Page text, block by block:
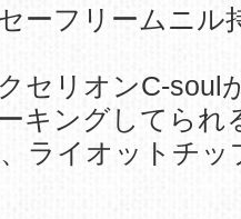
ーフリームニル
セリオンC-soul
キングしてられ
ライオットチ